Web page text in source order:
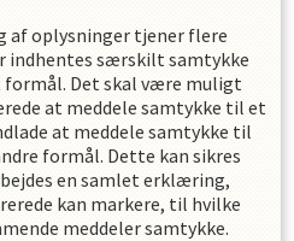
af oplysninger tjener flere
indhentes særskilt samtykke
Det skal være muligt
at meddele samtykke til et
at meddele samtykke til
formål. Dette kan sikres
en samlet erklæring,
kan markere, til hvilke
meddeler samtykke.